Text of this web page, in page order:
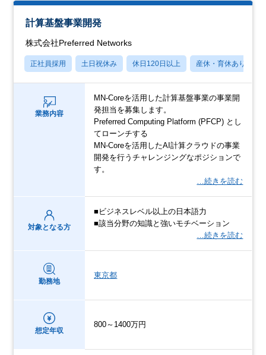
計算基盤事業開発
株式会社Preferred Networks
正社員採用 土日祝休み 休日120日以上 産休・育休あり
業務内容
MN-Coreを活用した計算基盤事業の事業開
発担当を募集します。
Preferred Computing Platform (PFCP) とし
てローンチする
MN-Coreを活用したAI計算クラウドの事業
開発を行うチャレンジングなポジションで
す。
…続きを読む
対象となる方
■ビジネスレベル以上の日本語力
■該当分野の知識と強いモチベーション
…続きを読む
勤務地
東京都
想定年収
800～1400万円